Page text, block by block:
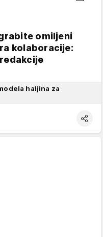
omiljeni
kolaboracije:
haljina za